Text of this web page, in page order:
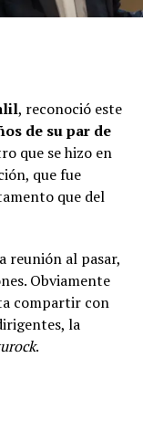
, reconoció este
de su par de
que se hizo en
que fue
que del
reunión al pasar,
Obviamente
compartir con
la
.